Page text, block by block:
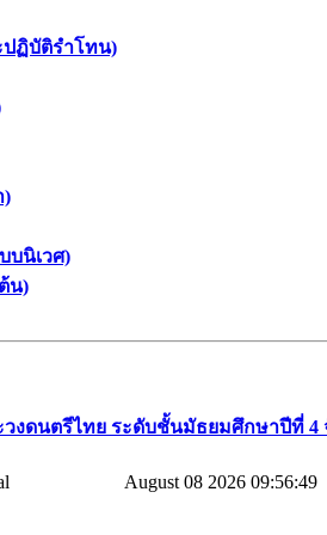
ฏิบัติรำโทน)
)
บนิเวศ)
น)
วงดนตรีไทย​ ระดับชั้นมัธยมศึกษาปีที่​
August 08 2026 09:56:49